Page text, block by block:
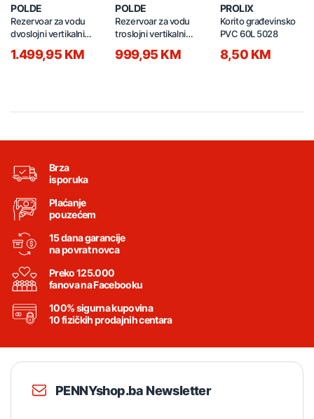
POLDE
Rezervoar za vodu
dvoslojni vertikalni
1.499,95 KM
POLDE
Rezervoar za vodu
troslojni vertikalni
999,95 KM
PROLIX
Korito građevinsko
PVC 60L 5028
8,50 KM
Brza
isporuka
Plaćanje
pouzećem
15 dana garancije
na povrat novca
Preko 125.000
fanova na Facebooku
100% sigurna kupovina
10 fizičkih prodajnih centara
PENNYshop.ba Newsletter